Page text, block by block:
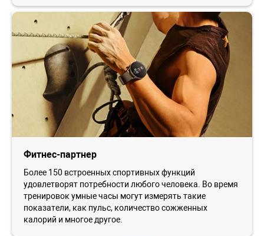
Фитнес-партнер
Более 150 встроенных спортивных функций
удовлетворят потребности любого человека. Во время
тренировок умные часы могут измерять такие
показатели, как пульс, количество сожженных
калорий и многое другое.